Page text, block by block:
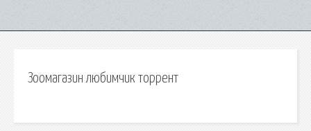
Зоомагазин любимчик торрент